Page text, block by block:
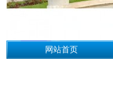
网站首页